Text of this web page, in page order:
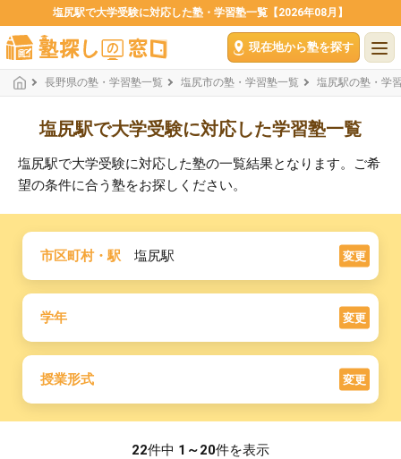
塩尻駅で大学受験に対応した塾・学習塾一覧【2026年08月】
現在地から塾を探す
長野県の塾・学習塾一覧 塩尻市の塾・学習塾一覧 塩尻駅の塾・学
塩尻駅で大学受験に対応した学習塾一覧
塩尻駅で大学受験に対応した塾の一覧結果となります。ご希
望の条件に合う塾をお探しください。
市区町村・駅 塩尻駅 変更
学年 変更
授業形式 変更
22件中 1～20件を表示